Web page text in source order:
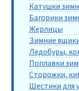
Катушки
Багорики
Жерлицы
Зимние
Ледобуры,
Поплавки
Сторожки,
Шестики для